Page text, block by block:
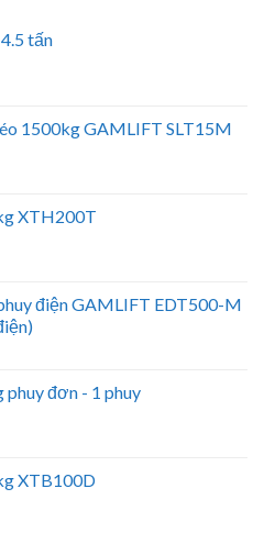
tấn
1500kg GAMLIFT SLT15M
XTH200T
điện GAMLIFT EDT500-M
phuy đơn - 1 phuy
XTB100D